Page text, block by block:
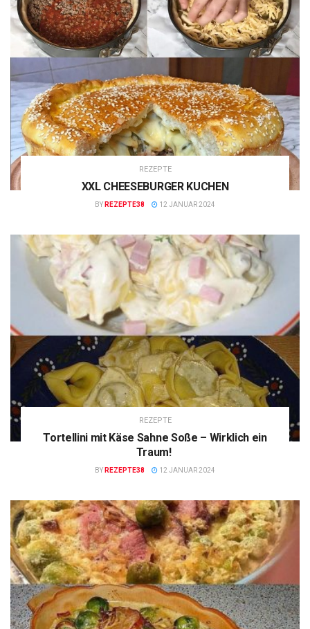
REZEPTE
XXL CHEESEBURGER KUCHEN
BY REZEPTE38 12 JANUAR 2024
REZEPTE
Tortellini mit Käse Sahne Soße – Wirklich ein
Traum!
BY REZEPTE38 12 JANUAR 2024